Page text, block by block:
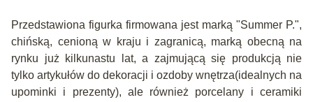
Przedstawiona figurka firmowana jest marką "Summer P.",
chińską, cenioną w kraju i zagranicą, marką obecną na
rynku już kilkunastu lat, a zajmującą się produkcją nie
tylko artykułów do dekoracji i ozdoby wnętrza(idealnych na
upominki i prezenty), ale również porcelany i ceramiki